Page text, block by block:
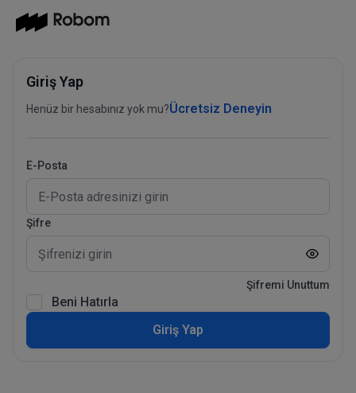
Giriş Yap
Henüz bir hesabınız yok mu?Ücretsiz Deneyin
E-Posta
Şifre
Şifremi Unuttum
Beni Hatırla
Giriş Yap